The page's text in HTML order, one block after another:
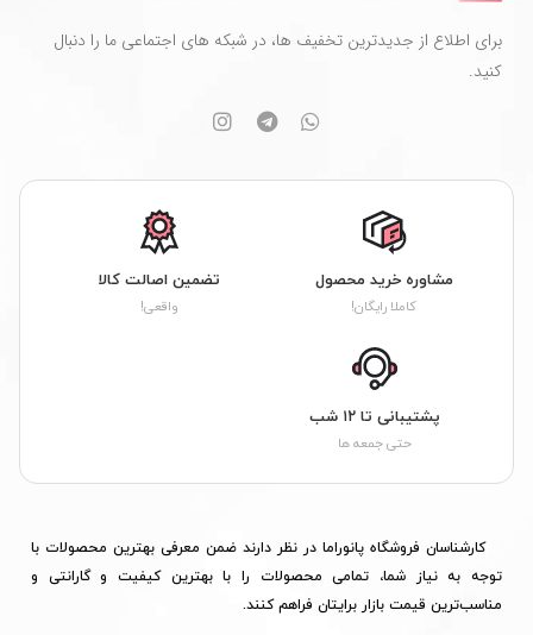
برای اطلاع از جدیدترین تخفیف ها، در شبکه های اجتماعی ما را دنبال
کنید.
مشاوره خرید محصول
کاملا رایگان!
تضمین اصالت کالا
واقعی!
پشتیبانی تا ۱۲ شب
حتی جمعه ها
کارشناسان فروشگاه پانوراما در نظر دارند ضمن معرفی بهترین محصولات با
توجه به نیاز شما، تمامی محصولات را با بهترین کیفیت و گارانتی و
مناسب‌ترین قیمت بازار برایتان فراهم کنند.